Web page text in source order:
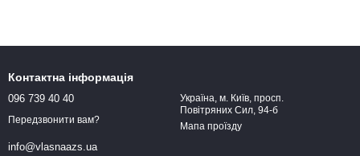
Контактна інформація
096 739 40 40
Передзвонити вам?
info@vlasnaazs.ua
Україна, м. Київ, просп.
Повітряних Сил, 94-б
Мапа проїзду